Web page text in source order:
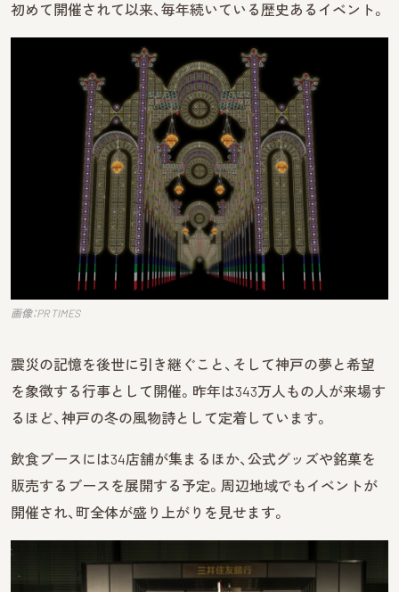
初めて開催されて以来、毎年続いている歴史あるイベント。
画像：PR TIMES
震災の記憶を後世に引き継ぐこと、そして神戸の夢と希望
を象徴する行事として開催。昨年は343万人もの人が来場す
るほど、神戸の冬の風物詩として定着しています。
飲食ブースには34店舗が集まるほか、公式グッズや銘菓を
販売するブースを展開する予定。周辺地域でもイベントが
開催され、町全体が盛り上がりを見せます。